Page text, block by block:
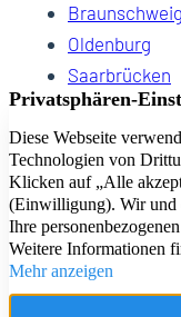
Braunschweig
Oldenburg
Saarbrücken
Hannover
Dresden
Wuppertal